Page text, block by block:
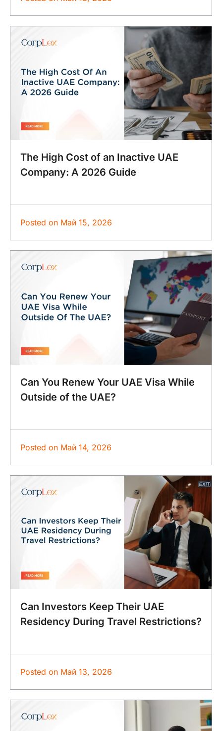
The High Cost of an Inactive UAE
Company: A 2026 Guide
Posted on Май 15, 2026
Can You Renew Your UAE Visa While
Outside of the UAE?
Posted on Май 14, 2026
Can Investors Keep Their UAE
Residency During Travel Restrictions?
Posted on Май 13, 2026